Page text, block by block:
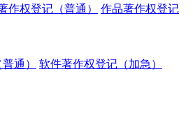
作权登记（普通）
作品著作权登记
通）
软件著作权登记（加急）